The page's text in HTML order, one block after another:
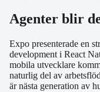
Agenter blir
Expo presenterade en
development i React
mobila utvecklare
naturlig del av
är nästa generation av